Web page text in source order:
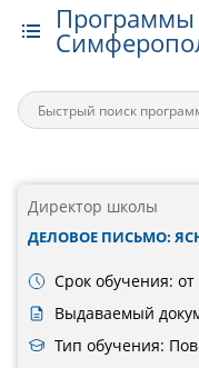
Программы
Директор школы
ДЕЛОВОЕ ПИСЬМО:
Срок обучения: от
Выдаваемый
Тип обучения: